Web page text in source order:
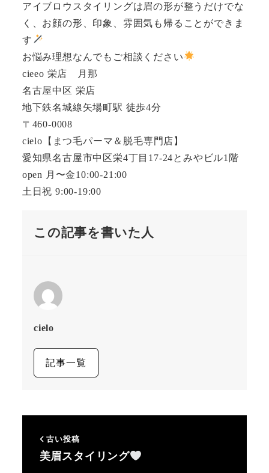
アイブロウスタイリングは眉の形が整うだけでな
く、お顔の形、印象、雰囲気も帰ることができま
す
お悩み理想なんでもご相談ください
cieeo 栄店 月那
名古屋中区 栄店
地下鉄名城線矢場町駅 徒歩4分
〒460-0008
cielo【まつ毛パーマ＆脱毛専門店】
愛知県名古屋市中区栄4丁目17-24とみやビル1階
open 月〜金10:00-21:00
土日祝 9:00-19:00
この記事を書いた人
cielo
記事一覧
古い投稿
美眉スタイリング